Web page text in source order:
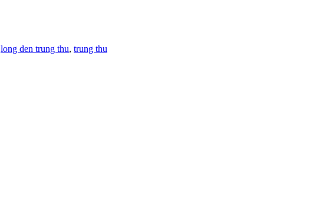
long den trung thu, trung thu